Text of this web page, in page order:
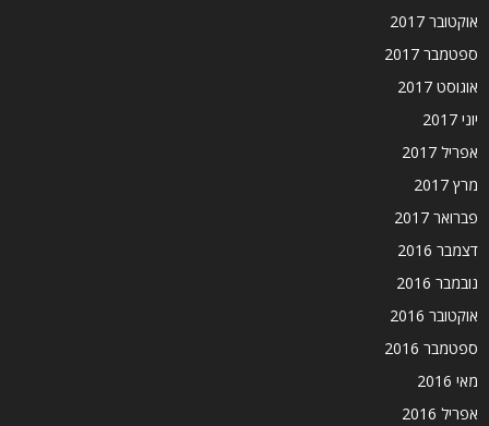
אוקטובר 2017
ספטמבר 2017
אוגוסט 2017
יוני 2017
אפריל 2017
מרץ 2017
פברואר 2017
דצמבר 2016
נובמבר 2016
אוקטובר 2016
ספטמבר 2016
מאי 2016
אפריל 2016